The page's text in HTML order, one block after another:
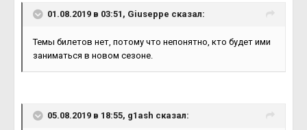
01.08.2019 в 03:51, Giuseppe сказал:
Темы билетов нет, потому что непонятно, кто будет ими
заниматься в новом сезоне.
05.08.2019 в 18:55, g1ash сказал: